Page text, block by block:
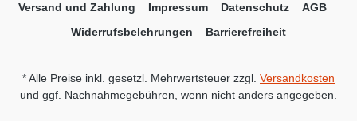
Versand und Zahlung Impressum Datenschutz
AGB
Widerrufsbelehrungen
Barrierefreiheit
* Alle Preise inkl. gesetzl. Mehrwertsteuer zzgl. Versandkosten
und ggf. Nachnahmegebühren, wenn nicht anders angegeben.